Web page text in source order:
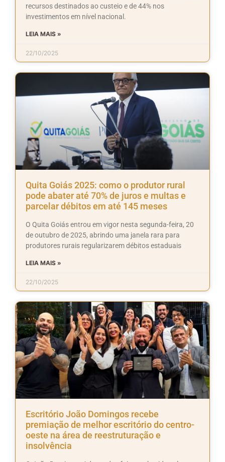
recursos destinados ao custeio e de 44% nos
investimentos em nível nacional.
LEIA MAIS »
22/10/2025
Quita Goiás 2025: como o produtor rural
pode abater até 70% de juros e multas e
parcelar débitos em até 145 meses
O Quita Goiás entrou em vigor nesta segunda-feira, 20
de outubro de 2025, abrindo uma janela rara para
produtores rurais regularizarem débitos estaduais
LEIA MAIS »
22/10/2025
Escritório João Domingos recebe
premiação de melhor escritório do centro-
oeste na área de reestruturação e
insolvência